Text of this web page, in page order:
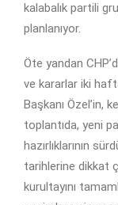
kalabalık partili
planlanıyor.
Öte yandan
ve kararlar iki
Başkanı Özel’in,
toplantıda, yeni
hazırlıklarının
tarihlerine dikkat
kurultayını